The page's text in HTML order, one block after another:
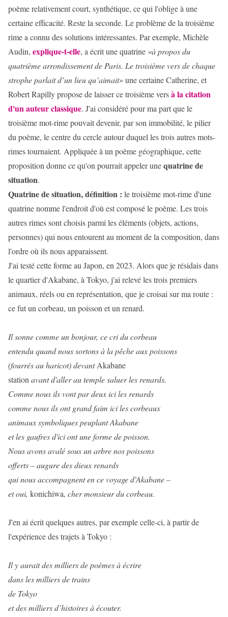
poème relativement court, synthétique, ce qui l'oblige à une
certaine efficacité. Reste la seconde. Le problème de la troisième
rime a connu des solutions intéressantes. Par exemple, Michèle
Audin, explique-t-elle, a écrit une quatrine «à propos du
quatrième arrondissement de Paris. Le troisième vers de chaque
strophe parlait d’un lieu qu’aimait»une certaine Catherine, et
Robert Rapilly propose de laisser ce troisième versà la citation
d'un auteur classique. J'ai considéré pour ma part que le
troisième mot-rime pouvait devenir, par son immobilité, le pilier
du poème, le centre du cercle autour duquel les trois autres mots-
rimes tournaient. Appliquée à un poème géographique, cette
proposition donne ce qu'on pourrait appeler unequatrine de
situation.
Quatrine de situation, définition : le troisième mot-rime d'une
quatrine nomme l'endroit d'où est composé le poème. Les trois
autres rimes sont choisis parmi les éléments (objets, actions,
personnes) qui nous entourent au moment de la composition, dans
l'ordre où ils nous apparaissent.
J'ai testé cette forme au Japon, en 2023. Alors que je résidais dans
le quartier d'Akabane, à Tokyo, j'ai relevé les trois premiers
animaux, réels ou en représentation, que je croisai sur ma route :
ce fut un corbeau, un poisson et un renard.
Il sonne comme un bonjour, ce cri du corbeau
entendu quand nous sortons à la pêche aux poissons
(fourrés au haricot) devantAkabane
station avant d'aller au temple saluer les renards.
Comme nous ils vont par deux ici les renards
comme nous ils ont grand faim ici les corbeaux
animaux symboliques peuplant Akabane
et les gaufres d'ici ont une forme de poisson.
Nous avons avalé sous un arbre nos poissons
offerts – augure des dieux renards
qui nous accompagnent en ce voyage d'Akabane –
et oui, konichiwa, cher monsieur du corbeau.
J'en ai écrit quelques autres, par exemple celle-ci, à partir de
l'expérience des trajets à Tokyo :
Il y aurait des milliers de poèmes à écrire
dans les milliers de trains
de Tokyo
et des milliers d’histoires à écouter.